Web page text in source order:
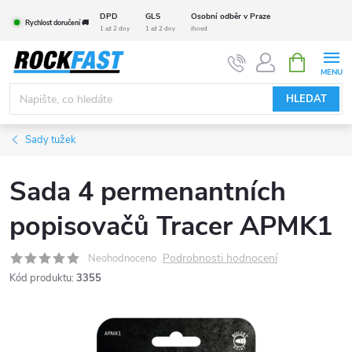
obsah
Rychlost doručení 🚚
DPD GLS Osobní odběr v Praze
1 až 2 dny 1 až 2 dny ihned
HLEDAT
NÁKUPNÍ
KOŠÍK
Sady tužek
Sada 4 permenantních
popisovačů Tracer APMK1
Neohodnoceno Podrobnosti hodnocení
Kód produktu: 3355